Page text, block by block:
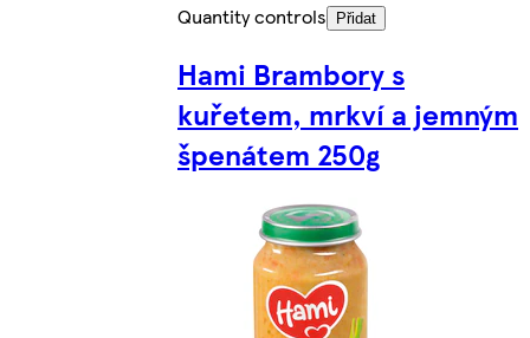
Quantity controls
Přidat
Hami Brambory s
kuřetem, mrkví a jemným
špenátem 250g